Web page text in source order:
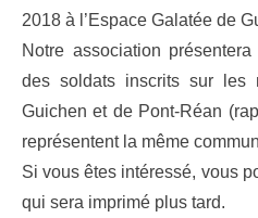
2018 à l’Espace Galatée de
Notre association
des soldats inscrits sur les
Guichen et de Pont-Réan
représentent la même
Si vous êtes intéressé, vous
qui sera imprimé plus tard.